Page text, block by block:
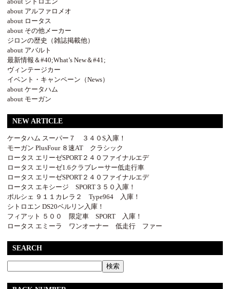
about アルファロメオ
about ロータス
about その他メーカー
ジロンの歴史（雑誌掲載他）
about アバルト
最新情報＆#40;What’s New＆#41;
ヴィンテージカー
イベント・キャンペーン（News）
about ケータハム
about モーガン
NEW ARTICLE
ケータハム スーパー７ ３４０S入庫！
モーガン PlusFour ８速AT クラシック
ロータス エリーゼSPORT２４０ファイナルエデ
ロータス エリーゼ1.6クラブレーサー低走行車
ロータス エリーゼSPORT２４０ファイナルエデ
ロータス エキシージ SPORT３５０入庫！
ポルシェ ９１１カレラ２ Type964 入庫！
シトロエン DS20ベルリン入庫！
フィアット ５００ 限定車 SPORT 入庫！
ロータス エミーラ ワンオーナー 低走行 ファー
SEARCH